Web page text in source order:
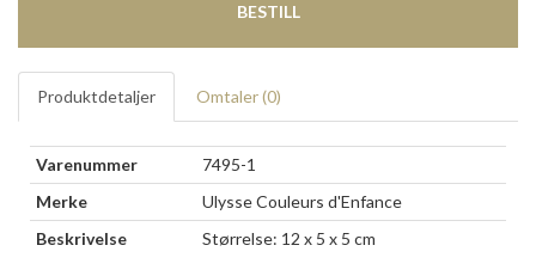
BESTILL
Produktdetaljer Omtaler (0)
Varenummer
7495-1
Merke
Ulysse Couleurs d'Enfance
Beskrivelse
Størrelse: 12 x 5 x 5 cm